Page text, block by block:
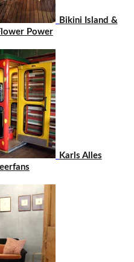
Bikini Island &
Power
Karls Alles